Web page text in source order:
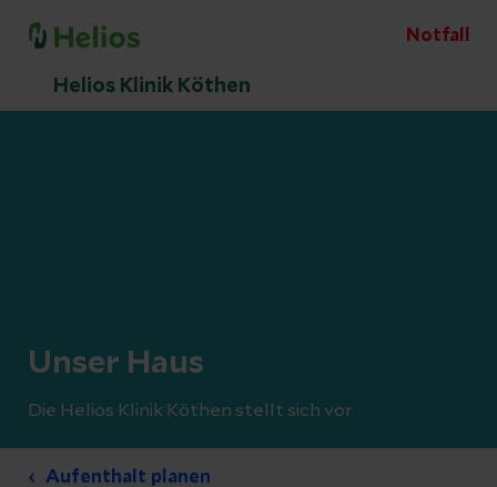
Notfall
Helios Klinik Köthen
Unser Haus
Die Helios Klinik Köthen stellt sich vor
Aufenthalt planen